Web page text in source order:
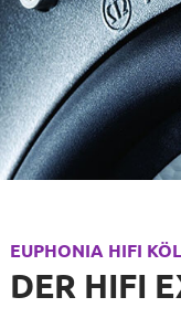
EUPHONIA HIFI
DER HIFI